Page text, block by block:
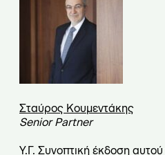
Σταύρος Κουμεντάκης
Senior Partner
Υ.Γ. Συνοπτική έκδοση